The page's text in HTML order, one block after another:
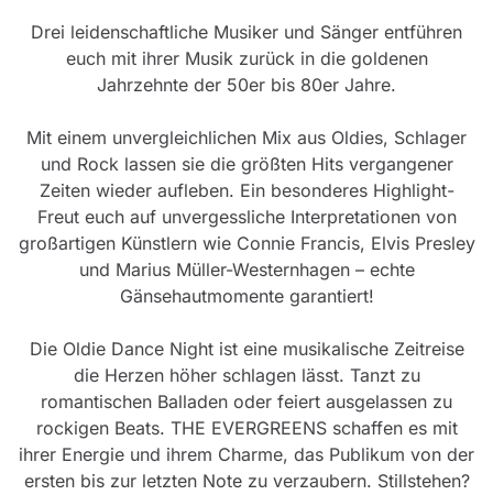
Drei leidenschaftliche Musiker und Sänger entführen
euch mit ihrer Musik zurück in die goldenen
Jahrzehnte der 50er bis 80er Jahre.
Mit einem unvergleichlichen Mix aus Oldies, Schlager
und Rock lassen sie die größten Hits vergangener
Zeiten wieder aufleben. Ein besonderes Highlight-
Freut euch auf unvergessliche Interpretationen von
großartigen Künstlern wie Connie Francis, Elvis Presley
und Marius Müller-Westernhagen – echte
Gänsehautmomente garantiert!
Die Oldie Dance Night ist eine musikalische Zeitreise
die Herzen höher schlagen lässt. Tanzt zu
romantischen Balladen oder feiert ausgelassen zu
rockigen Beats. THE EVERGREENS schaffen es mit
ihrer Energie und ihrem Charme, das Publikum von der
ersten bis zur letzten Note zu verzaubern. Stillstehen?